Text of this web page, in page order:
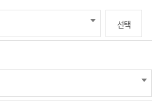
선택